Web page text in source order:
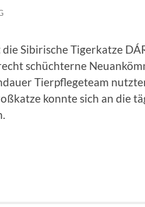
Sibirische Tigerkatze
schüchterne
Tierpflegeteam
konnte sich an die